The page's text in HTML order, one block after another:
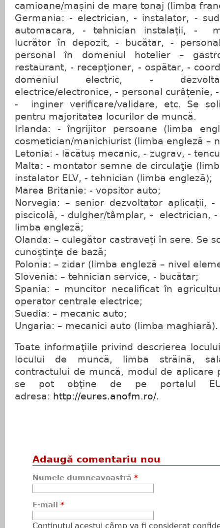
camioane/mașini de mare tonaj (limba
Germania: - electrician, - instalator, -
automacara, - tehnician instalații, -
lucrător în depozit, - bucătar, -
personal în domeniul hotelier –
restaurant, - recepţioner, - ospătar, -
domeniul electric, -
electrice/electronice, - personal curățenie,
- inginer verificare/validare, etc. Se
pentru majoritatea locurilor de muncă.
Irlanda: - îngrijitor persoane (limba
cosmetician/manichiurist (limba engleză –
Letonia: - lăcătuș mecanic, - zugrav, -
Malta: - montator semne de circulaţie
instalator ELV, - tehnician (limba engleză);
Marea Britanie: - vopsitor auto;
Norvegia: – senior dezvoltator aplicații,
piscicolă, - dulgher/tâmplar, - electrician,
limba engleză;
Olanda: – culegător castraveți în sere. Se
cunoştinţe de bază;
Polonia: – zidar (limba engleză – nivel
Slovenia: – tehnician service, - bucătar;
Spania: – muncitor necalificat în
operator centrale electrice;
Suedia: – mecanic auto;
Ungaria: – mecanici auto (limba maghiară).
Toate informaţiile privind descrierea
locului de muncă, limba străină,
contractului de muncă, modul de aplicare
se pot obţine de pe portalul
adresa: http://eures.anofm.ro/.
Adaugă comentariu nou
Numele dumneavoastră *
E-mail *
Conţinutul acestui câmp va fi considerat